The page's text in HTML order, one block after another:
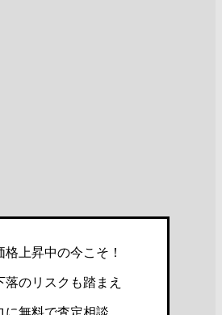
格上昇中の今こそ！
落のリスクも踏まえ
に無料で査定相談